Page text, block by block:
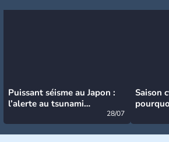
Puissant séisme au Japon :
l’alerte au tsunami
28/07
Saison